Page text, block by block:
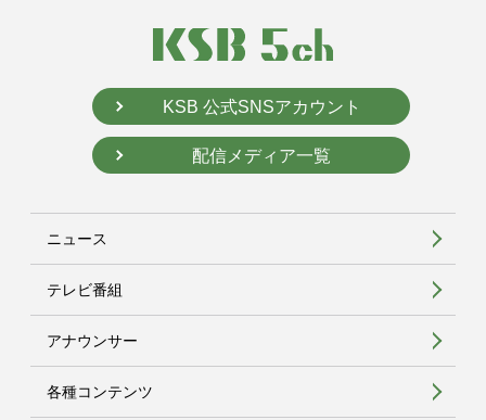
KSB 公式SNSアカウント
配信メディア一覧
ニュース
テレビ番組
アナウンサー
各種コンテンツ